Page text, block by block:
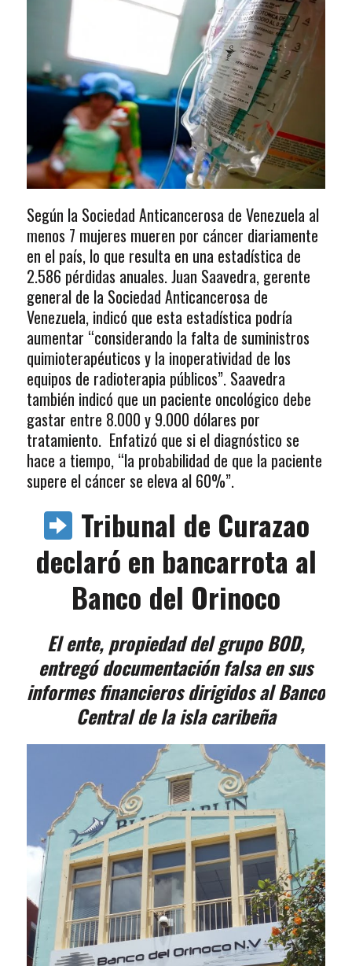
Según la Sociedad Anticancerosa de Venezuela al
menos 7 mujeres mueren por cáncer diariamente
en el país, lo que resulta en una estadística de
2.586 pérdidas anuales. Juan Saavedra, gerente
general de la Sociedad Anticancerosa de
Venezuela, indicó que esta estadística podría
aumentar “considerando la falta de suministros
quimioterapéuticos y la inoperatividad de los
equipos de radioterapia públicos”. Saavedra
también indicó que un paciente oncológico debe
gastar entre 8.000 y 9.000 dólares por
tratamiento. Enfatizó que si el diagnóstico se
hace a tiempo, “la probabilidad de que la paciente
supere el cáncer se eleva al 60%”.
Tribunal de Curazao
declaró en bancarrota al
Banco del Orinoco
El ente, propiedad del grupo BOD,
entregó documentación falsa en sus
informes financieros dirigidos al Banco
Central de la isla caribeña